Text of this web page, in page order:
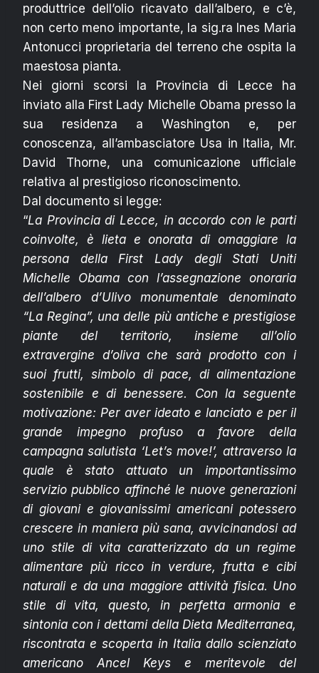
produttrice dell’olio ricavato dall’albero, e c’è,
non certo meno importante, la sig.ra Ines Maria
Antonucci proprietaria del terreno che ospita la
maestosa pianta.
Nei giorni scorsi la Provincia di Lecce ha
inviato alla First Lady Michelle Obama presso la
sua residenza a Washington e, per
conoscenza, all’ambasciatore Usa in Italia, Mr.
David Thorne, una comunicazione ufficiale
relativa al prestigioso riconoscimento.
Dal documento si legge:
“La Provincia di Lecce, in accordo con le parti
coinvolte, è lieta e onorata di omaggiare la
persona della First Lady degli Stati Uniti
Michelle Obama con l’assegnazione onoraria
dell’albero d’Ulivo monumentale denominato
“La Regina”, una delle più antiche e prestigiose
piante del territorio, insieme all’olio
extravergine d’oliva che sarà prodotto con i
suoi frutti, simbolo di pace, di alimentazione
sostenibile e di benessere. Con la seguente
motivazione: Per aver ideato e lanciato e per il
grande impegno profuso a favore della
campagna salutista ‘Let’s move!’, attraverso la
quale è stato attuato un importantissimo
servizio pubblico affinché le nuove generazioni
di giovani e giovanissimi americani potessero
crescere in maniera più sana, avvicinandosi ad
uno stile di vita caratterizzato da un regime
alimentare più ricco in verdure, frutta e cibi
naturali e da una maggiore attività fisica. Uno
stile di vita, questo, in perfetta armonia e
sintonia con i dettami della Dieta Mediterranea,
riscontrata e scoperta in Italia dallo scienziato
americano Ancel Keys e meritevole del